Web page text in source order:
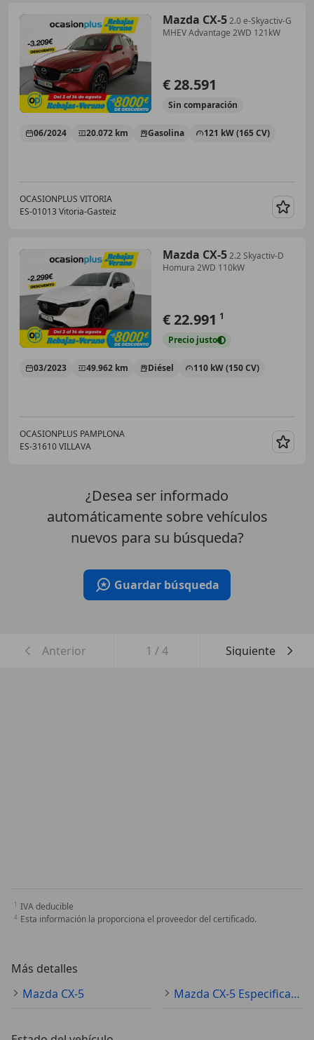
Mazda CX-52.0 e-Skyactiv-G
MHEV Advantage 2WD 121kW
€ 28.591
Sin comparación
06/2024 20.072 km Gasolina 121 kW (165 CV)
OCASIONPLUS VITORIA
ES-01013 Vitoria-Gasteiz
Mazda CX-52.2 Skyactiv-D
Homura 2WD 110kW
€ 22.991 1
Precio justo
03/2023 49.962 km Diésel 110 kW (150 CV)
OCASIONPLUS PAMPLONA
ES-31610 VILLAVA
¿Desea ser informado
automáticamente sobre vehículos
nuevos para su búsqueda?
Guardar búsqueda
Anterior 1 /4 Siguiente
IVA deducible
Esta información la proporciona el proveedor del certificado.
Más detalles
Mazda CX-5
Mazda CX-5 Especificaciones técnicas